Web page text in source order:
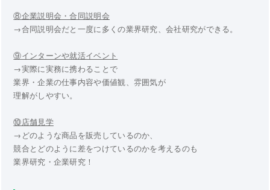
⑧企業説明会・合同説明会
→合同説明会だと一度に多くの業界研究、会社研究ができる。
⑨インターンや就活イベント
→実際に実務に携わることで
業界・企業の仕事内容や価値観、雰囲気が
理解がしやすい。
⑩店舗見学
→どのような商品を販売しているのか、
競合とどのように差をつけているのかを考えるのも
業界研究・企業研究！